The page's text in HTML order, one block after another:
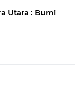
Utara : Bumi